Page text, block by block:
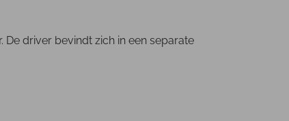
driver bevindt zich in een separate